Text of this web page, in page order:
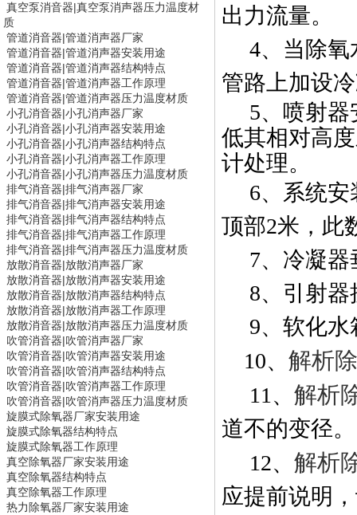
真空泵消音器|真空泵消声器压力温度材
质
管道消音器|管道消声器厂家
管道消音器|管道消声器安装用途
管道消音器|管道消声器结构特点
管道消音器|管道消声器工作原理
管道消音器|管道消声器压力温度材质
小孔消音器|小孔消声器厂家
小孔消音器|小孔消声器安装用途
小孔消音器|小孔消声器结构特点
小孔消音器|小孔消声器工作原理
小孔消音器|小孔消声器压力温度材质
排气消音器|排气消声器厂家
排气消音器|排气消声器安装用途
排气消音器|排气消声器结构特点
排气消音器|排气消声器工作原理
排气消音器|排气消声器压力温度材质
放散消音器|放散消声器厂家
放散消音器|放散消声器安装用途
放散消音器|放散消声器结构特点
放散消音器|放散消声器工作原理
放散消音器|放散消声器压力温度材质
吹管消音器|吹管消声器厂家
吹管消音器|吹管消声器安装用途
吹管消音器|吹管消声器结构特点
吹管消音器|吹管消声器工作原理
吹管消音器|吹管消声器压力温度材质
旋膜式除氧器厂家安装用途
旋膜式除氧器结构特点
旋膜式除氧器工作原理
真空除氧器厂家安装用途
真空除氧器结构特点
真空除氧器工作原理
热力除氧器厂家安装用途
出力流量。
4、当除
管路上加设
5、喷射
低其相对高
计处理。
6、系统
顶部2米，此
7、冷凝
8、引射
9、软化
10、 解析
11、 解析
道不的变径。
12、 解析
应提前说明